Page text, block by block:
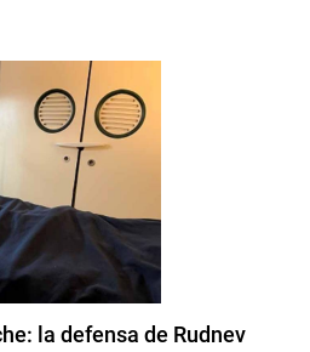
la defensa de Rudnev